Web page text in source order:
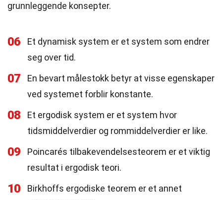
grunnleggende konsepter.
06
Et dynamisk system er et system som endrer
seg over tid.
07
En bevart målestokk betyr at visse egenskaper
ved systemet forblir konstante.
08
Et ergodisk system er et system hvor
tidsmiddelverdier og rommiddelverdier er like.
09
Poincarés tilbakevendelsesteorem er et viktig
resultat i ergodisk teori.
10
Birkhoffs ergodiske teorem er et annet